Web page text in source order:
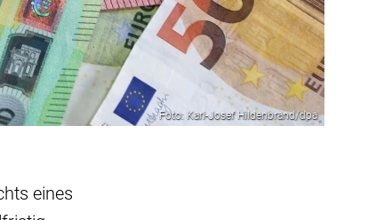
Foto: Karl-Josef Hildenbrand/dpa
eines